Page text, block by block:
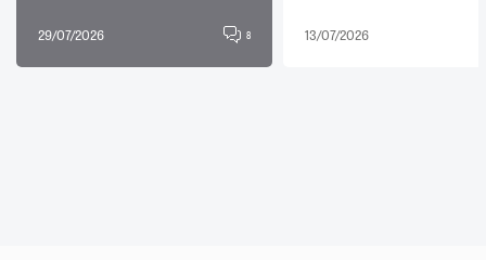
29/07/2026 8 13/07/2026